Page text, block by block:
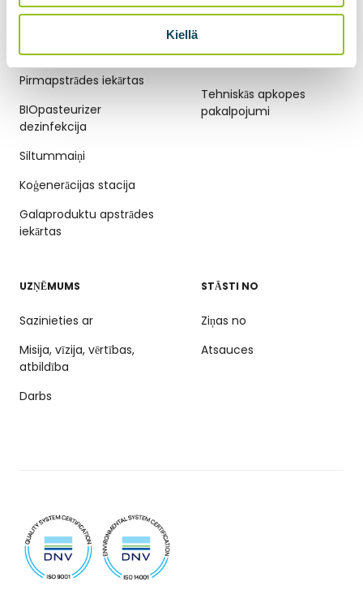
Kiellä
Pirmapstrādes iekārtas
BIOpasteurizer
dezinfekcija
Siltummaiņi
Koģenerācijas stacija
Galaproduktu apstrādes
iekārtas
PAKALPOJUMI
Tehniskās apkopes
pakalpojumi
UZŅĒMUMS
Sazinieties ar
Misija, vīzija, vērtības,
atbildība
Darbs
STĀSTI NO
Ziņas no
Atsauces